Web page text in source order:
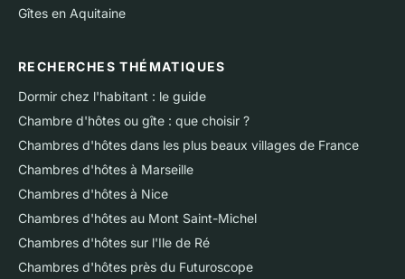
Gîtes en Aquitaine
RECHERCHES THÉMATIQUES
Dormir chez l'habitant : le guide
Chambre d'hôtes ou gîte : que choisir ?
Chambres d'hôtes dans les plus beaux villages de France
Chambres d'hôtes à Marseille
Chambres d'hôtes à Nice
Chambres d'hôtes au Mont Saint-Michel
Chambres d'hôtes sur l'Ile de Ré
Chambres d'hôtes près du Futuroscope